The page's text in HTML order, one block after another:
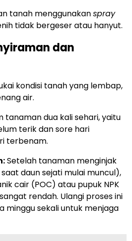
tanah menggunakanspray
tidak bergeser atau hanyut.
dan
kondisi tanah yang lembap,
air.
tanaman dua kali sehari, yaitu
terik dan sore hari
terbenam.
Setelah tanaman menginjak
daun sejati mulai muncul),
cair (POC) atau pupuk NPK
rendah. Ulangi proses ini
minggu sekali untuk menjaga